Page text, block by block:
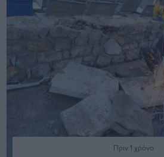
Πριν 1 χρόνο